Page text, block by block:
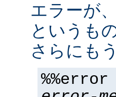
エラーが
というも
さらにも
%%error